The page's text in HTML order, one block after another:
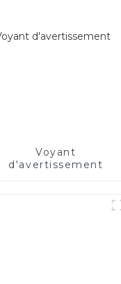
Voyant
d'avertissement